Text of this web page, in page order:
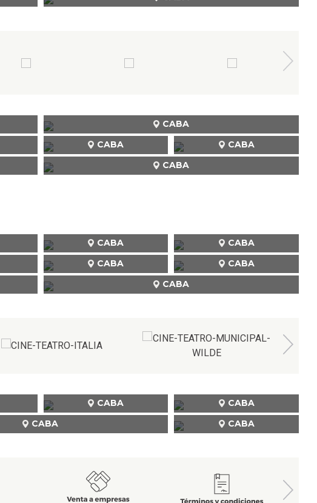
CABA
CABA
CABA
CABA
CABA
CABA
CABA
CABA
CABA
CABA
CABA
CABA CABA